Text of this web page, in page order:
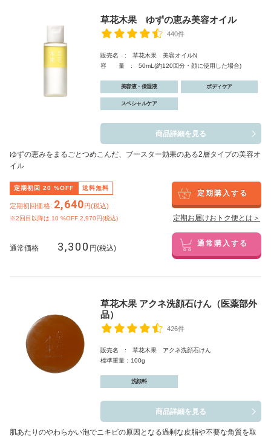
草花木果 ゆずの恵み美容オイル
440件
販売名 : 草花木果 美容オイルN
容 量 : 50mL(約120回分・顔に使用した場合)
美容液・保湿液 ボディケア
スペシャルケア
商品詳細を見る
ゆずの恵みをまるごとつめこんだ、ブースター効果のある2層タイプの美容オ
イル
定期初回 20 %OFF 送料無料
定期初回価格: 2,640円(税込)
※2回目以降は 10 %OFF 2,970円(税込)
定期購入する
定期お届けおトク便とは＞
通常価格 3,300 円(税込) 通常購入する
草花木果 アクネ洗顔石けん（医薬部外
品）
426件
販売名 : 草花木果 アクネ洗顔石けん
標準重量：100g
洗顔料
商品詳細を見る
肌あたりのやわらかい泡でニキビの原因となる過剰な皮脂や不要な角質を取